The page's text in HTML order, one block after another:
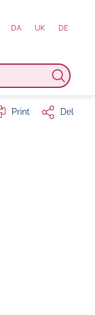
DA UK DE
Print Del